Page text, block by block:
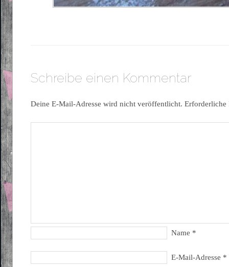
Schreibe einen Kommentar
Deine E-Mail-Adresse wird nicht veröffentlicht.
Name *
E-Mail-Adresse *